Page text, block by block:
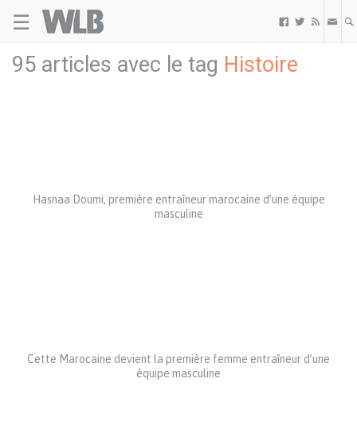
☰   
95 articles avec le tag Histoire
Hasnaa Doumi, première entraîneur marocaine d’une équipe
masculine
Cette Marocaine devient la première femme entraîneur d’une
équipe masculine